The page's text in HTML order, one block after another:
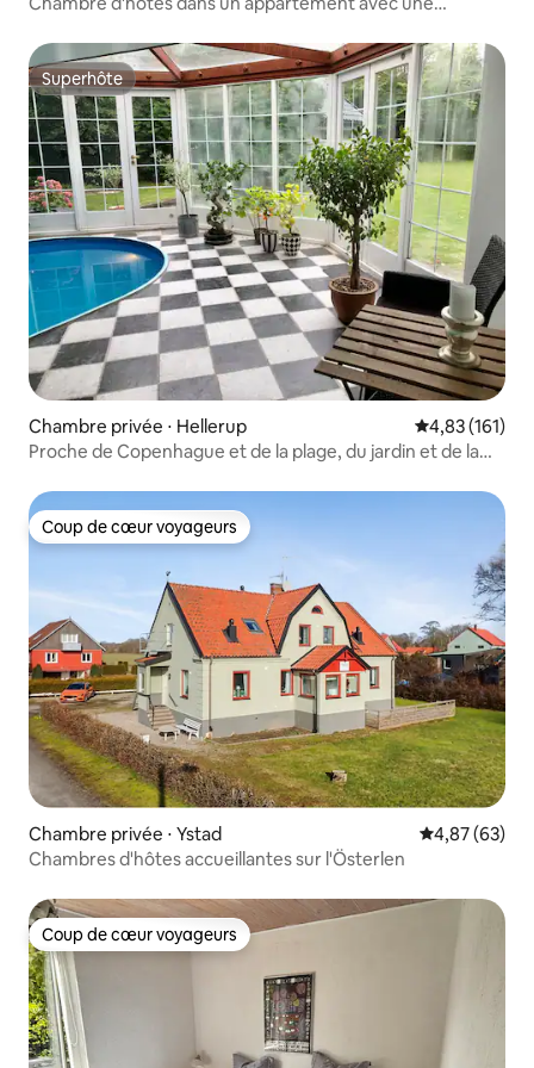
Superhôte
Superhôte
Chambre privée ⋅ Hellerup Évaluation
4,83 (161)
Proche de Copenhague et de la plage, du jardin et de la
Coup de cœur voyageurs
Coup de cœur voyageurs
Chambre privée ⋅ Ystad Évaluation
4,87 (63)
Chambres d'hôtes accueillantes sur l'Österlen
Coup de cœur voyageurs
Coup de cœur voyageurs